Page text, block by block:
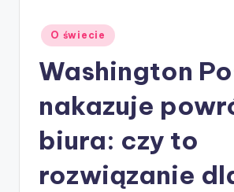
Posted
in
O świecie
Washington
nakazuje
biura: czy to
rozwiązanie